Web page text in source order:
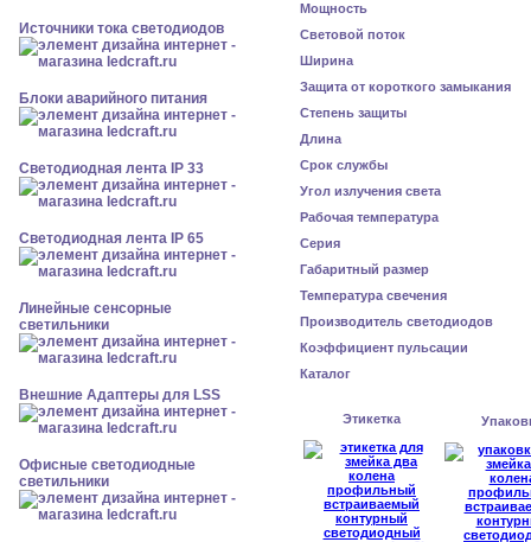
Источники тока светодиодов
Блоки аварийного питания
Светодиодная лента IP 33
Светодиодная лента IP 65
Линейные сенсорные
светильники
Внешние Адаптеры для LSS
Офисные светодиодные
светильники
Мощность
Световой поток
Ширина
Защита от короткого замыкания
Степень защиты
Длина
Срок службы
Угол излучения света
Рабочая температура
Серия
Габаритный размер
Температура свечения
Производитель светодиодов
Коэффициент пульсации
Каталог
Этикетка